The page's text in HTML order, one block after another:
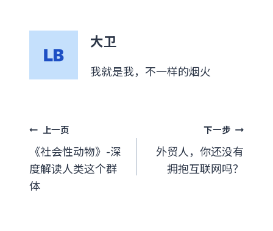
大卫
我就是我，不一样的烟火
文
章
导
上一页
《社会性动物》-深
度解读人类这个群
体
下一步
外贸人，你还没有
拥抱互联网吗？